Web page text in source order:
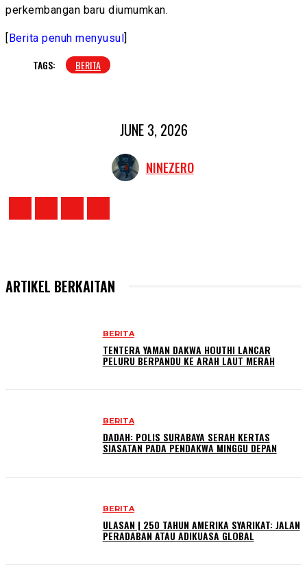
perkembangan baru diumumkan.
[Berita penuh menyusul]
TAGS: BERITA
JUNE 3, 2026
NINEZERO
ARTIKEL BERKAITAN
BERITA
TENTERA YAMAN DAKWA HOUTHI LANCAR
PELURU BERPANDU KE ARAH LAUT MERAH
BERITA
DADAH: POLIS SURABAYA SERAH KERTAS
SIASATAN PADA PENDAKWA MINGGU DEPAN
BERITA
ULASAN | 250 TAHUN AMERIKA SYARIKAT: JALAN
PERADABAN ATAU ADIKUASA GLOBAL